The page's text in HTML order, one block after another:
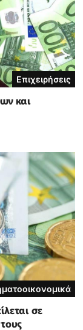
Επιχειρήσεις
και
σε